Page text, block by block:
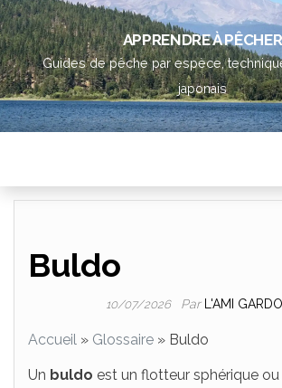
APPRENDRE À PÊCHER
Guides de pêche par espèce,
japonais
Buldo
10/07/2026 Par L'AMI
Accueil » Glossaire » Buldo
Un buldo est un flotteur sphérique